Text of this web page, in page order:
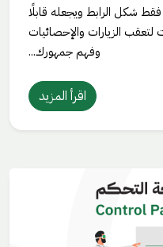
شكل الرابط ويجعله قابلًا
لتعقب الزيارات والإحصائيات
وفهم جمهورك...
اقرأ المزيد